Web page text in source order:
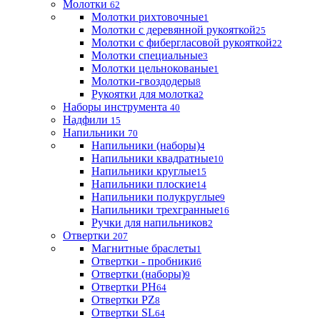
Молотки 62
Молотки рихтовочные1
Молотки с деревянной рукояткой25
Молотки с фибергласовой рукояткой22
Молотки специальные3
Молотки цельнокованые1
Молотки-гвоздодеры8
Рукоятки для молотка2
Наборы инструмента 40
Надфили 15
Напильники 70
Напильники (наборы)4
Напильники квадратные10
Напильники круглые15
Напильники плоские14
Напильники полукруглые9
Напильники трехгранные16
Ручки для напильников2
Отвертки 207
Магнитные браслеты1
Отвертки - пробники6
Отвертки (наборы)9
Отвертки PH64
Отвертки PZ8
Отвертки SL64